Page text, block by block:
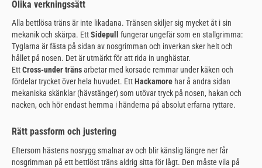
Olika verkningssätt
Alla bettlösa träns är inte likadana. Tränsen skiljer sig mycket åt i sin
mekanik och skärpa. EttSidepull
fungerar ungefär som en stallgrimma:
Tyglarna är fästa på sidan av nosgrimman och inverkan sker helt och
hållet på nosen. Det är utmärkt för att rida in unghästar.
EttCross-under tränsarbetar med korsade remmar under käken och
fördelar trycket över hela huvudet. EttHackamore har å andra sidan
mekaniska skänklar (hävstänger) som utövar tryck på nosen, hakan och
nacken, och hör endast hemma i händerna på absolut erfarna ryttare.
Rätt passform och justering
Eftersom hästens nosrygg smalnar av och blir känslig längre ner får
nosgrimman på ett bettlöst träns aldrig sitta för lågt. Den måste vila på